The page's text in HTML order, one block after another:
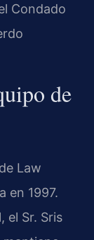
Condado
de
Law
en 1997.
el Sr. Sris